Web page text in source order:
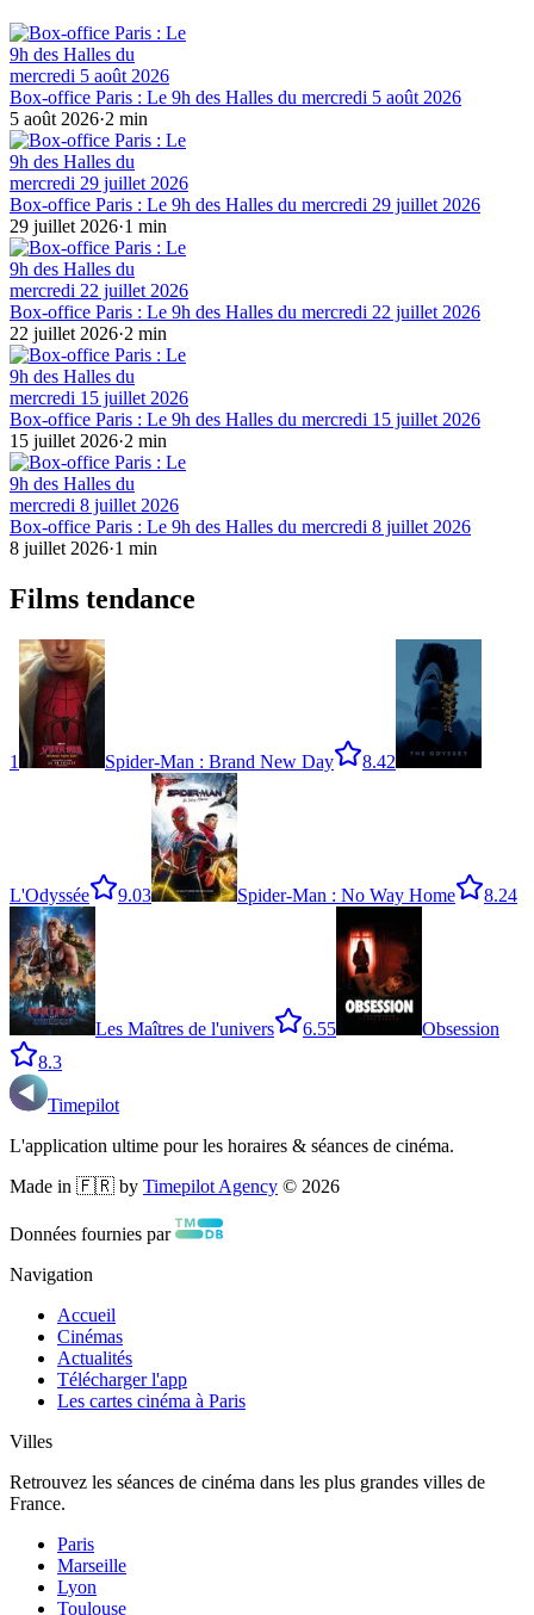
Box-office Paris : Le 9h des Halles du mercredi 5 août 2026
5 août 2026·2 min
Box-office Paris : Le 9h des Halles du mercredi 29 juillet 2026
29 juillet 2026·1 min
Box-office Paris : Le 9h des Halles du mercredi 22 juillet 2026
22 juillet 2026·2 min
Box-office Paris : Le 9h des Halles du mercredi 15 juillet 2026
15 juillet 2026·2 min
Box-office Paris : Le 9h des Halles du mercredi 8 juillet 2026
8 juillet 2026·1 min
Films tendance
1 Spider-Man : Brand New Day 8.42
L'Odyssée 9.03 Spider-Man : No Way Home 8.24
Les Maîtres de l'univers 6.55
Obsession
8.3
Timepilot
L'application ultime pour les horaires & séances de cinéma.
Made in 🇫🇷 by Timepilot Agency © 2026
Données fournies par
Navigation
Accueil
Cinémas
Actualités
Télécharger l'app
Les cartes cinéma à Paris
Villes
Retrouvez les séances de cinéma dans les plus grandes villes de
France.
Paris
Marseille
Lyon
Toulouse